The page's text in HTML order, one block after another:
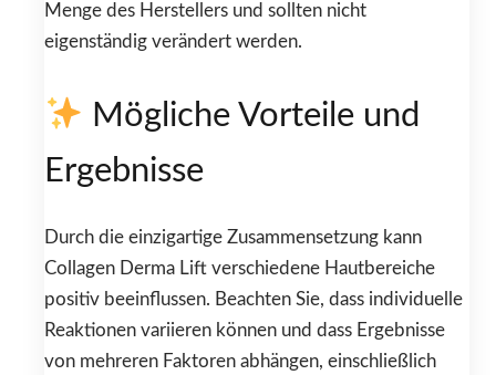
Menge des Herstellers und sollten nicht
eigenständig verändert werden.
Mögliche Vorteile und
Ergebnisse
Durch die einzigartige Zusammensetzung kann
Collagen Derma Lift verschiedene Hautbereiche
positiv beeinflussen. Beachten Sie, dass individuelle
Reaktionen variieren können und dass Ergebnisse
von mehreren Faktoren abhängen, einschließlich